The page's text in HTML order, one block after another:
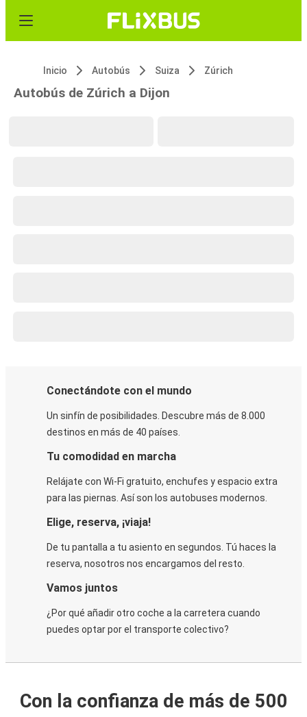
Inicio Autobús Suiza Zúrich
Autobús de Zúrich a Dijon
Conectándote con el mundo
Un sinfín de posibilidades. Descubre más de 8.000
destinos en más de 40 países.
Tu comodidad en marcha
Relájate con Wi-Fi gratuito, enchufes y espacio extra
para las piernas. Así son los autobuses modernos.
Elige, reserva, ¡viaja!
De tu pantalla a tu asiento en segundos. Tú haces la
reserva, nosotros nos encargamos del resto.
Vamos juntos
¿Por qué añadir otro coche a la carretera cuando
puedes optar por el transporte colectivo?
Con la confianza de más de 500